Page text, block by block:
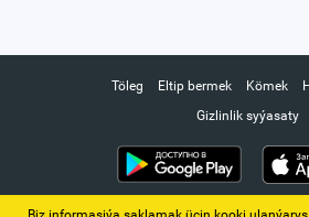
Töleg Eltip bermek Kömek
Gizlinlik syýasaty